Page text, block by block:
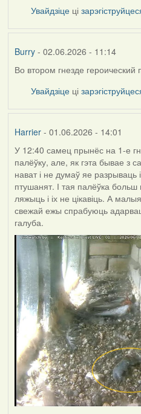
Увайдзіце ці
Burry- 02.06.2026 - 11:14
Во втором гнезде
Увайдзіце ці
Harrier- 01.06.2026 - 14:01
У 12:40 самец прынёс на 1-е
палёўку, але, як гэта бывае з
нават і не думаў яе разрываць
птушанят. І тая палёўка больш
ляжыць і іх не цікавіць. А
свежай ежы спрабуюць
галуба.